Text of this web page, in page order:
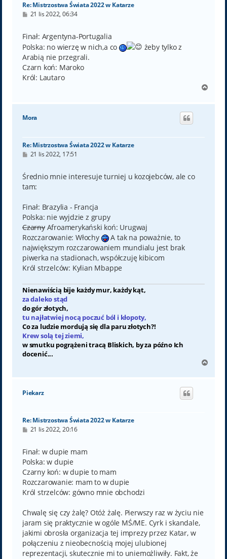
Re: Mistrzostwa Świata 2022 w Katarze
P
t
21 lis 2022, 06:34
Finał: Argentyna-Portugalia
Polska: no wierzę w nich,a co
żeby tylko z
Arabią nie przegrali.
Czarn koń: Maroko
Król: Lautaro
g
Mora
Re: Mistrzostwa Świata 2022 w Katarze
P
t
21 lis 2022, 17:51
Średnio mnie interesuje turniej u kozojebców, ale co
tam:
Finał: Brazylia - Francja
Polska: nie wyjdzie z grupy
CzarnyAfroamerykański koń: Urugwaj
Rozczarowanie: Włochy
A tak na poważnie, to
największym rozczarowaniem mundialu jest brak
piwerka na stadionach, współczuję kibicom
Król strzelców: Kylian Mbappe
Nienawiścią bije każdy mur, każdy kąt,
za daleko stąd
do gór złotych,
tu najłatwiej nocą poczuć ból i kłopoty,
Co za ludzie mordują się dla paru złotych?!
Krew solą tej ziemi,
w smutku pogrążeni tracą Bliskich, by za późno Ich
docenić...
g
Piekarz
Re: Mistrzostwa Świata 2022 w Katarze
P
t
21 lis 2022, 20:16
Finał: w dupie mam
Polska: w dupie
Czarny koń: w dupie to mam
Rozczarowanie: mam to w dupie
Król strzelców: gówno mnie obchodzi
Chwalę się czy żalę? Otóż żalę. Pierwszy raz w życiu nie
jaram się praktycznie w ogóle MŚ/ME. Cyrk i skandale,
jakimi obrosła organizacja tej imprezy przez Katar, w
połączeniu z nieobecnością mojej ulubionej
reprezentacji, skutecznie mi to uniemożliwiły. Fakt, że